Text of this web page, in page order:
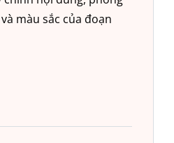
màu sắc của đoạn